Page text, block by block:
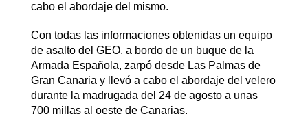
cabo el abordaje del mismo.
Con todas las informaciones obtenidas un equipo
de asalto del GEO, a bordo de un buque de la
Armada Española, zarpó desde Las Palmas de
Gran Canaria y llevó a cabo el abordaje del velero
durante la madrugada del 24 de agosto a unas
700 millas al oeste de Canarias.